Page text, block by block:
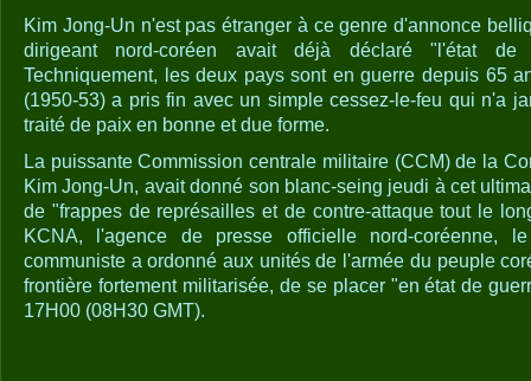
Kim Jong-Un n'est pas étranger à ce genre d'annonce
dirigeant nord-coréen avait déjà déclaré "l'état
Techniquement, les deux pays sont en guerre depuis 65
(1950-53) a pris fin avec un simple cessez-le-feu qui n'a
traité de paix en bonne et due forme.
La puissante Commission centrale militaire (CCM) de la
Kim Jong-Un, avait donné son blanc-seing jeudi à cet
de "frappes de représailles et de contre-attaque tout le
KCNA, l'agence de presse officielle nord-coréenne,
communiste a ordonné aux unités de l'armée du peuple
frontière fortement militarisée, de se placer "en état de
17H00 (08H30 GMT).